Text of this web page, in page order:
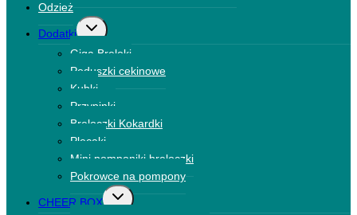
Odzież
Dodatki Przełącz
Giga Breloki
Poduszki cekinowe
Kubki
Przypinki
Breloczki Kokardki
Plecaki
Mini pomponiki breloczki
Pokrowce na pompony
CHEER BOX Przełącz